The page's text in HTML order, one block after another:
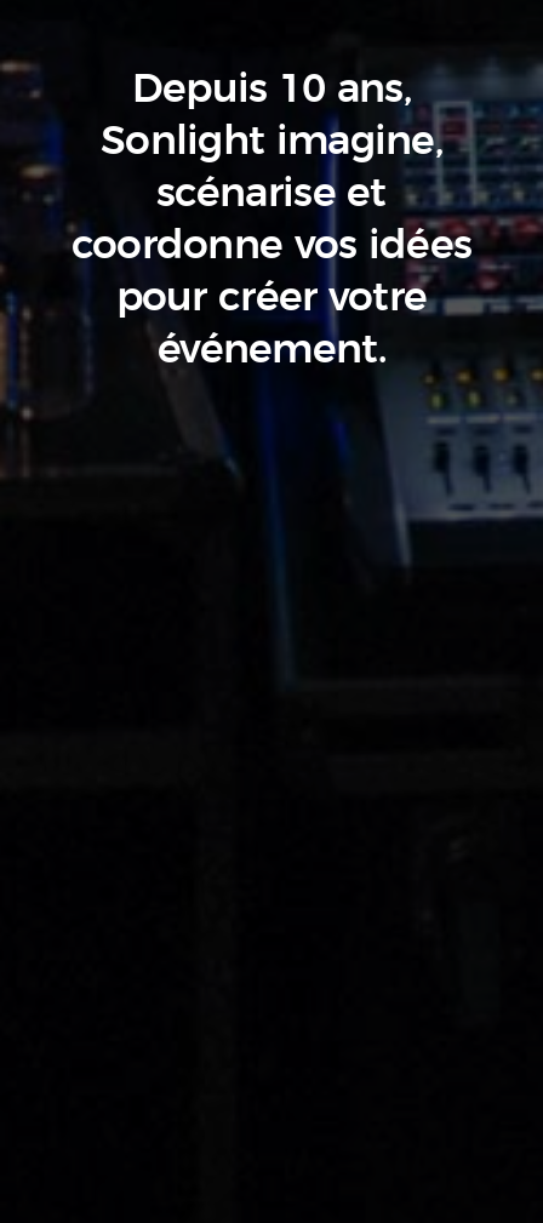
Depuis 10 ans,
Sonlight imagine,
scénariseet
coordonne vos idées
pour créer votre
événement.